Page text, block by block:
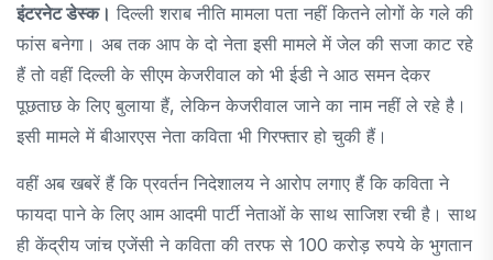
इंटरनेट डेस्क। दिल्ली शराब नीति मामला पता नहीं कितने लोगों के गले की
फांस बनेगा। अब तक आप के दो नेता इसी मामले में जेल की सजा काट रहे
हैं तो वहीं दिल्ली के सीएम केजरीवाल को भी ईडी ने आठ समन देकर
पूछताछ के लिए बुलाया हैं, लेकिन केजरीवाल जाने का नाम नहीं ले रहे है।
इसी मामले में बीआरएस नेता कविता भी गिरफ्तार हो चुकी हैं।
वहीं अब खबरें हैं कि प्रवर्तन निदेशालय ने आरोप लगाए हैं कि कविता ने
फायदा पाने के लिए आम आदमी पार्टी नेताओं के साथ साजिश रची है। साथ
ही केंद्रीय जांच एजेंसी ने कविता की तरफ से 100 करोड़ रुपये के भुगतान